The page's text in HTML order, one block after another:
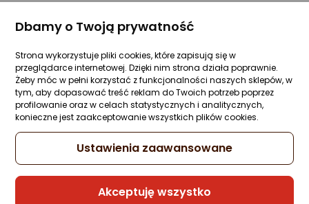
Dbamy o Twoją prywatność
Strona wykorzystuje pliki cookies, które zapisują się w
przeglądarce internetowej. Dzięki nim strona działa poprawnie.
Żeby móc w pełni korzystać z funkcjonalności naszych sklepów, w
tym, aby dopasować treść reklam do Twoich potrzeb poprzez
profilowanie oraz w celach statystycznych i analitycznych,
konieczne jest zaakceptowanie wszystkich plików cookies.
Ustawienia zaawansowane
Akceptuję wszystko